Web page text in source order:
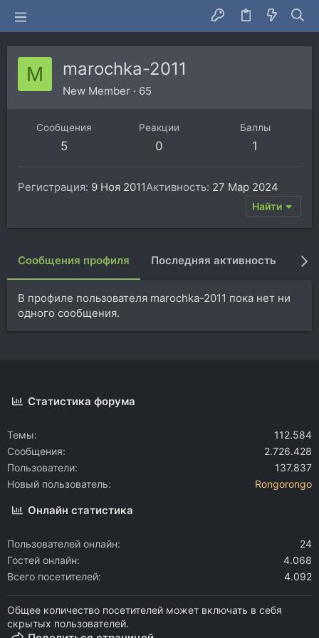
M marochka-2011
New Member · 65
Сообщения
5
Реакции
0
Баллы
1
Регистрация 9 Ноя 2011Активность 27 Мар 2024
Найти
Сообщения профиля Последняя активность
В профиле пользователя marochka-2011 пока нет ни
одного сообщения.
Статистика форума
Темы
112.584
Сообщения
2.726.428
Пользователи
137.837
Новый пользователь
Rongorongo
Онлайн статистика
Пользователей онлайн
24
Гостей онлайн
4.068
Всего посетителей
4.092
Общее количество посетителей может включать в себя
скрытых пользователей.